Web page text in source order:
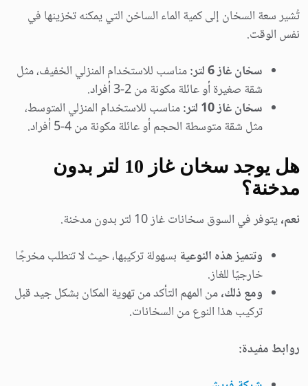
تُشير سعة السخان إلى كمية الماء الساخن التي يمكنه تخزينها في
نفس الوقت.
سخان غاز 6 لتر:
مناسب للاستخدام المنزلي الخفيف، مثل
شقة صغيرة أو عائلة مكونة من 2-3 أفراد.
سخان غاز 10 لتر:
مناسب للاستخدام المنزلي المتوسط،
مثل شقة متوسطة الحجم أو عائلة مكونة من 4-5 أفراد.
هل يوجد سخان غاز 10 لتر بدون
مدخنة؟
نعم،يتوفر في السوق سخانات غاز 10 لتر بدون مدخنة.
وتتميز هذه النوعية بسهولة تركيبها، حيث لا تتطلب مخرجًا
خارجيًا للغاز.
ومع ذلك،من المهم التأكد من تهوية المكان بشكل جيد قبل
تركيب هذا النوع من السخانات.
روابط مفيدة: